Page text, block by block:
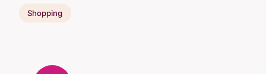
Shopping